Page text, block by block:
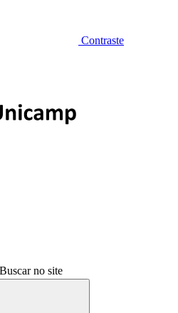
Contraste
Buscar no site